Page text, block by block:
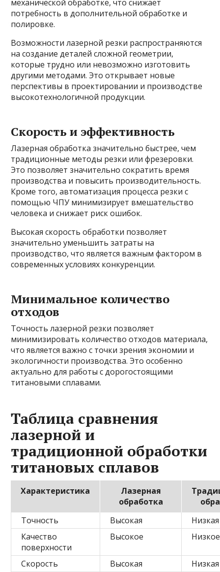
механической обработке, что снижает
потребность в дополнительной обработке и
полировке.
Возможности лазерной резки распространяются
на создание деталей сложной геометрии,
которые трудно или невозможно изготовить
другими методами. Это открывает новые
перспективы в проектировании и производстве
высокотехнологичной продукции.
Скорость и эффективность
Лазерная обработка значительно быстрее, чем
традиционные методы резки или фрезеровки.
Это позволяет значительно сократить время
производства и повысить производительность.
Кроме того, автоматизация процесса резки с
помощью ЧПУ минимизирует вмешательство
человека и снижает риск ошибок.
Высокая скорость обработки позволяет
значительно уменьшить затраты на
производство, что является важным фактором в
современных условиях конкуренции.
Минимальное количество
отходов
Точность лазерной резки позволяет
минимизировать количество отходов материала,
что является важно с точки зрения экономии и
экологичности производства. Это особенно
актуально для работы с дорогостоящими
титановыми сплавами.
Таблица сравнения
лазерной и
традиционной обработки
титановых сплавов
Характеристика
Лазерная
обработка
Точность
Высокая
Низкая
Качество
поверхности
Высокое Низкое
Скорость Высокая
Низкая